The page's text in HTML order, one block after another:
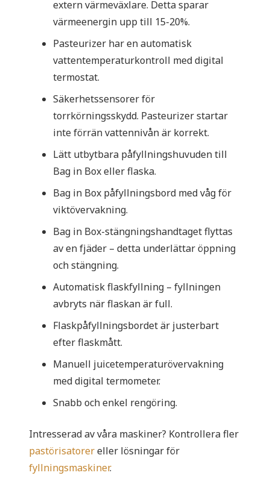
extern värmeväxlare. Detta sparar
värmeenergin upp till 15-20%.
Pasteurizer har en automatisk
vattentemperaturkontroll med digital
termostat.
Säkerhetssensorer för
torrkörningsskydd. Pasteurizer startar
inte förrän vattennivån är korrekt.
Lätt utbytbara påfyllningshuvuden till
Bag in Box eller flaska.
Bag in Box påfyllningsbord med våg för
viktövervakning.
Bag in Box-stängningshandtaget flyttas
av en fjäder – detta underlättar öppning
och stängning.
Automatisk flaskfyllning – fyllningen
avbryts när flaskan är full.
Flaskpåfyllningsbordet är justerbart
efter flaskmått.
Manuell juicetemperaturövervakning
med digital termometer.
Snabb och enkel rengöring.
Intresserad av våra maskiner? Kontrollera fler
pastörisatorereller lösningar för
fyllningsmaskiner.